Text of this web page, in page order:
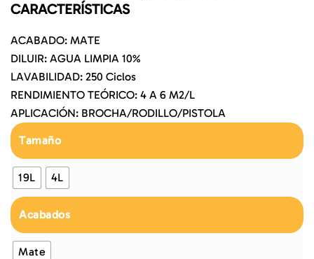
CARACTERÍSTICAS
ACABADO: MATE
DILUIR: AGUA LIMPIA 10%
LAVABILIDAD: 250 Ciclos
RENDIMIENTO TEÓRICO: 4 A 6 M2/L
APLICACIÓN: BROCHA/RODILLO/PISTOLA
Tamaño
19L 4L
Acabados
Mate